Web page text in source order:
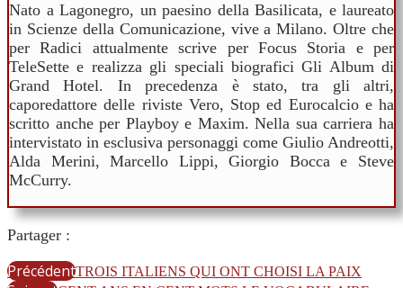
Nato a Lagonegro, un paesino della Basilicata, e laureato
in Scienze della Comunicazione, vive a Milano. Oltre che
per Radici attualmente scrive per Focus Storia e per
TeleSette e realizza gli speciali biografici Gli Album di
Grand Hotel. In precedenza è stato, tra gli altri,
caporedattore delle riviste Vero, Stop ed Eurocalcio e ha
scritto anche per Playboy e Maxim. Nella sua carriera ha
intervistato in esclusiva personaggi come Giulio Andreotti,
Alda Merini, Marcello Lippi, Giorgio Bocca e Steve
McCurry.
Partager :
PrécédentTROIS ITALIENS QUI ONT CHOISI LA PAIX